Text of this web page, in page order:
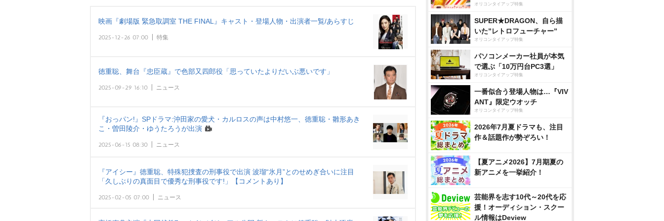
e
映画『劇場版 緊急取調室 THE FINAL』キャスト・登場人物・出演者一覧/あらすじ
2025-12-26 07:00 特集
徳重聡、舞台『忠臣蔵』で色部又四郎役「思っていたよりだいぶ悪いです」
2025-09-29 16:10 ニュース
『おっパン!』SPドラマ:沖田家の愛犬・カルロスの声は中村悠一、徳重聡・雛形あき
こ・曽田陵介・ゆうたろうが出演
2025-06-15 08:30 ニュース
『アイシー』徳重聡、特殊犯捜査の刑事役で出演 波瑠“氷月”とのせめぎ合いに注目
「久しぶりの真面目で優秀な刑事役です!」【コメントあり】
2025-02-05 07:00 ニュース
オリコンタイアップ特集
SUPER★DRAGON、自ら描
いた”レトロフューチャー”
オリコンタイアップ特集
パソコンメーカー社員が本気
で選ぶ「10万円台PC3選」
オリコンタイアップ特集
一番似合う登場人物は…『VIV
ANT』限定ウオッチ
オリコンタイアップ特集
2026年7月夏ドラマも、注目
作＆話題作が勢ぞろい！
【夏アニメ2026】7月期夏の
新アニメを一挙紹介！
芸能界を志す10代～20代を応
援！オーディション・スクー
ル情報はDeview